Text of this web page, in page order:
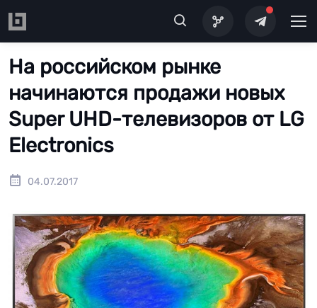
На российском рынке
начинаются продажи новых
Super UHD-телевизоров от LG
Electronics
04.07.2017